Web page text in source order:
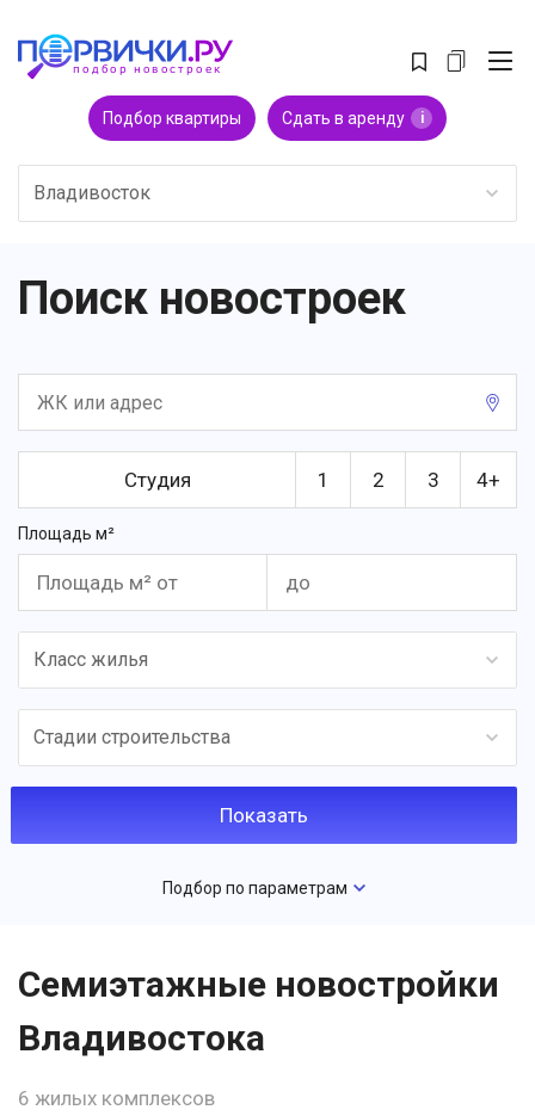
Подбор квартиры Сдать в аренду i
Владивосток
Поиск новостроек
Студия 1 2 3 4+
Площадь м²
Класс жилья
Стадии строительства
Подбор по параметрам
Семиэтажные новостройки
Владивостока
6 жилых комплексов